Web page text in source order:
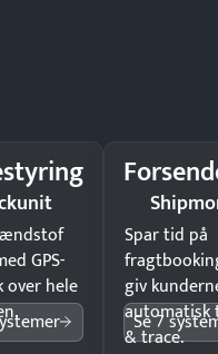
GPS-
over hele
Spar tid på
giv
automatisk
& trace.
Se 7